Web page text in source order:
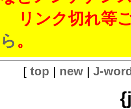
リンク切れ等
ら。
[ top | new| J-